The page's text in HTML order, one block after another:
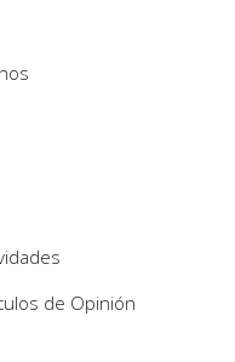
de Opinión